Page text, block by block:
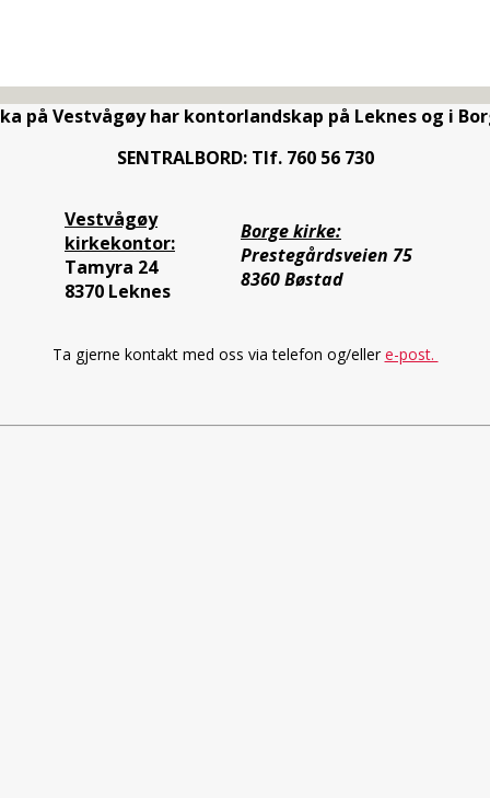
på Vestvågøy har kontorlandskap på Leknes og i
SENTRALBORD: Tlf. 760 56 730
Vestvågøy
kirkekontor:
Tamyra 24
8370 Leknes
Borge kirke:
Prestegårdsveien 75
8360 Bøstad
Ta gjerne kontakt med oss via telefon og/ellere-post.